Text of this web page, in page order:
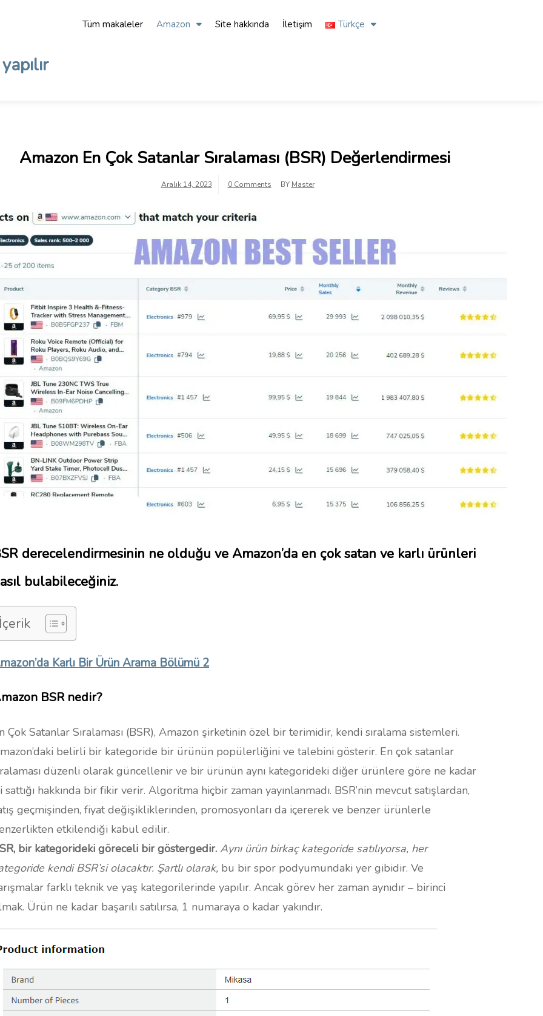
Tüm makaleler Amazon Site hakkında İletişim Türkçe
Amazon En Çok Satanlar Sıralaması (BSR) Değerlendirmesi
Aralık 14, 2023 0 Comments BY Master
derecelendirmesinin ne olduğu ve Amazon’da en çok satan ve karlı ürünleri
bulabileceğiniz.
İçerik
Karlı Bir Ürün Arama Bölümü 2
BSR nedir?
Çok Satanlar Sıralaması (BSR), Amazon şirketinin özel bir terimidir, kendi sıralama sistemleri.
belirli bir kategoride bir ürünün popülerliğini ve talebini gösterir. En çok satanlar
düzenli olarak güncellenir ve bir ürünün aynı kategorideki diğer ürünlere göre ne kadar
sattığı hakkında bir fikir verir. Algoritma hiçbir zaman yayınlanmadı. BSR’nin mevcut satışlardan,
geçmişinden, fiyat değişikliklerinden, promosyonları da içererek ve benzer ürünlerle
etkilendiği kabul edilir.
bir kategorideki göreceli bir göstergedir. Aynı ürün birkaç kategoride satılıyorsa, her
kendi BSR’si olacaktır. Şartlı olarak, bu bir spor podyumundaki yer gibidir. Ve
farklı teknik ve yaş kategorilerinde yapılır. Ancak görev her zaman aynıdır – birinci
Ürün ne kadar başarılı satılırsa, 1 numaraya o kadar yakındır.